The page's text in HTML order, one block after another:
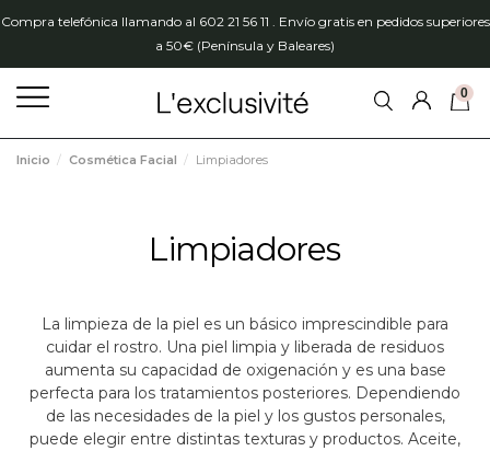
Compra telefónica llamando al 602 21 56 11 . Envío gratis en pedidos superiores
a 50€ (Península y Baleares)
0
Inicio Cosmética Facial Limpiadores
Limpiadores
La limpieza de la piel es un básico imprescindible para
cuidar el rostro. Una piel limpia y liberada de residuos
aumenta su capacidad de oxigenación y es una base
perfecta para los tratamientos posteriores. Dependiendo
de las necesidades de la piel y los gustos personales,
puede elegir entre distintas texturas y productos. Aceite,